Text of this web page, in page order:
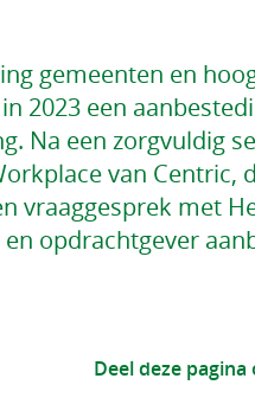
gemeenten en
2023 een
Na een zorgvuldig
van Centric,
vraaggesprek met
opdrachtgever
Deel deze pagina